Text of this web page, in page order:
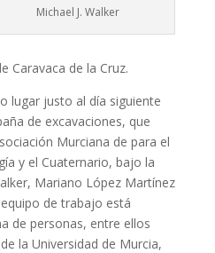
Michael J. Walker
Caravaca de la Cruz.
lugar justo al día siguiente
de excavaciones, que
Murciana de para el
y el Cuaternario, bajo la
Mariano López Martínez
de trabajo está
de personas, entre ellos
la Universidad de Murcia,